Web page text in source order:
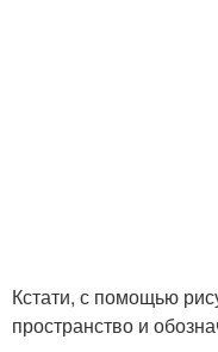
Кстати, с помощью
пространство и